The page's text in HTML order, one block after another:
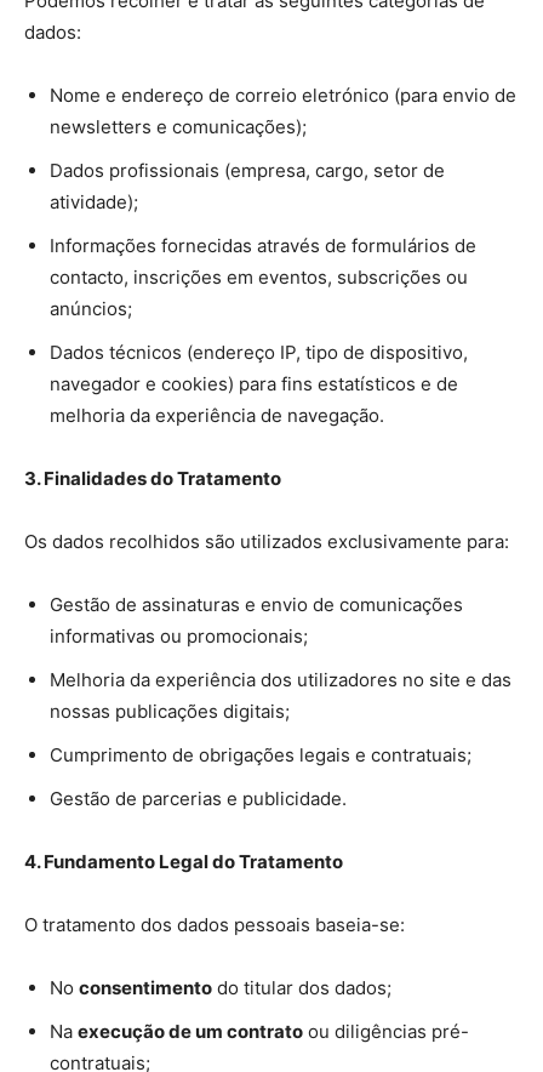
dados:
Nome e endereço de correio eletrónico (para envio de
newsletters e comunicações);
Dados profissionais (empresa, cargo, setor de
atividade);
Informações fornecidas através de formulários de
contacto, inscrições em eventos, subscrições ou
anúncios;
Dados técnicos (endereço IP, tipo de dispositivo,
navegador e cookies) para fins estatísticos e de
melhoria da experiência de navegação.
3. Finalidades do Tratamento
Os dados recolhidos são utilizados exclusivamente para:
Gestão de assinaturas e envio de comunicações
informativas ou promocionais;
Melhoria da experiência dos utilizadores no site e das
nossas publicações digitais;
Cumprimento de obrigações legais e contratuais;
Gestão de parcerias e publicidade.
4. Fundamento Legal do Tratamento
O tratamento dos dados pessoais baseia-se:
No consentimento do titular dos dados;
Na execução de um contrato ou diligências pré-
contratuais;